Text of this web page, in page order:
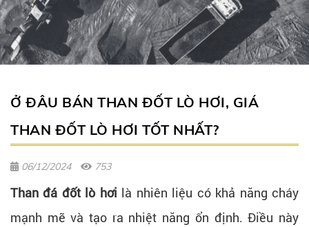
Ở ĐÂU BÁN THAN ĐỐT LÒ HƠI, GIÁ
THAN ĐỐT LÒ HƠI TỐT NHẤT?
06/12/2024 753
Than đá đốt lò hơi là nhiên liệu có khả năng cháy
mạnh mẽ và tạo ra nhiệt năng ổn định. Điều này